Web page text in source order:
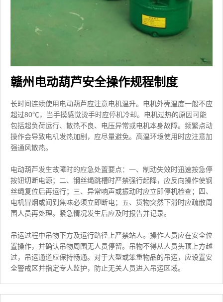
赣州电动葫芦安全操作规程制度
长时间连续使用电动葫芦应注意电机温升。电机外壳温度一般不应
超过80℃，当手摸感觉烫手时应停机冷却。电机过热的原因可能
包括超负荷运行、散热不良、电压异常或电机本身故障。频繁点动
操作会导致电机发热加剧，应尽量避免。高温环境使用时应注意加
强通风散热。
电动葫芦发生故障时的应急处置要点：一、制动失效时迅速按急停
按钮切断电源；二、钢丝绳跳槽时严禁强行起降，应反向操作使钢
丝绳复位后再运行；三、异常响声或振动时应立即停机检查；四、
电机冒烟或闻到焦味必须立即断电；五、货物突然下滑时应疏散周
围人员再处理。紧急情况发生后应及时报告并记录。
吊运过程中吊物下方及运行路径上严禁站人。操作人员应在安全位
置操作，并确认吊物周围无人员停留。吊物不得从人员头顶上方越
过，吊运通道应保持畅通。对于大型或笨重物品的吊运，应设置安
全警戒区并指定专人监护，防止无关人员进入吊运区域。